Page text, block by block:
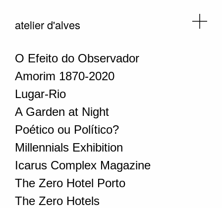
atelier d'alves
O Efeito do Observador
Amorim 1870-2020
Lugar-Rio
A Garden at Night
Poético ou Político?
Millennials Exhibition
Icarus Complex Magazine
The Zero Hotel Porto
The Zero Hotels